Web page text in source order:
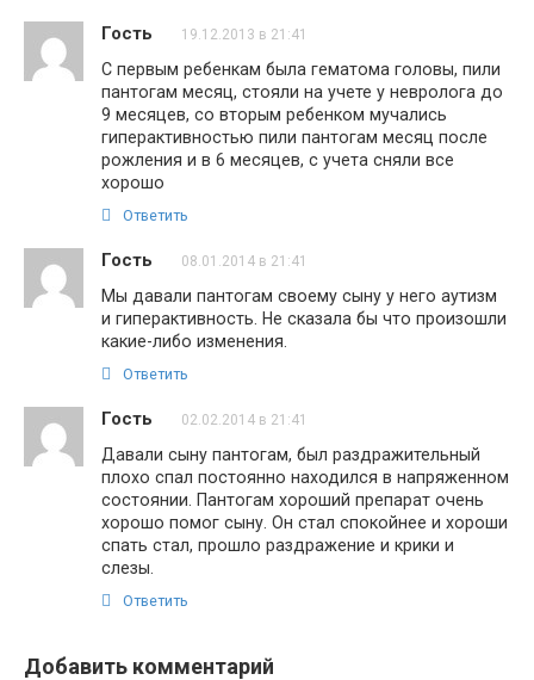
Гость 19.12.2013 в 21:41
С первым ребенкам была гематома головы, пили
пантогам месяц, стояли на учете у невролога до
9 месяцев, со вторым ребенком мучались
гиперактивностью пили пантогам месяц после
рожления и в 6 месяцев, с учета сняли все
хорошо
Ответить
Гость 08.01.2014 в 21:41
Мы давали пантогам своему сыну у него аутизм
и гиперактивность. Не сказала бы что произошли
какие-либо изменения.
Ответить
Гость 02.02.2014 в 21:41
Давали сыну пантогам, был раздражительный
плохо спал постоянно находился в напряженном
состоянии. Пантогам хороший препарат очень
хорошо помог сыну. Он стал спокойнее и хороши
спать стал, прошло раздражение и крики и
слезы.
Ответить
Добавить комментарий